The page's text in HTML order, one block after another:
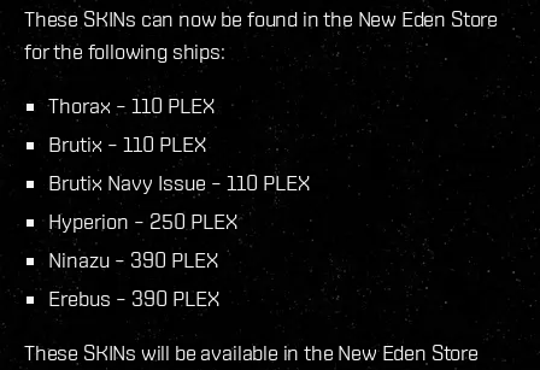
These SKINs can now be found in the New Eden Store
for the following ships:
Thorax – 110 PLEX
Brutix – 110 PLEX
Brutix Navy Issue – 110 PLEX
Hyperion – 250 PLEX
Ninazu – 390 PLEX
Erebus – 390 PLEX
These SKINs will be available in the New Eden Store